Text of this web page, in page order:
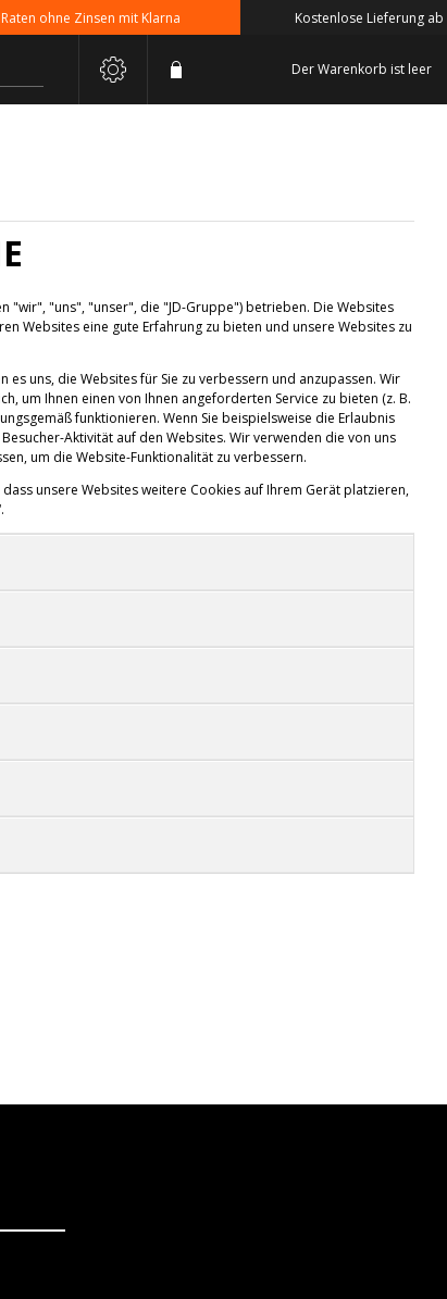
ohne Zinsen mit Klarna Kostenlose Lieferung ab
Der Warenkorb ist leer
"wir", "uns", "unser", die "JD-Gruppe") betrieben. Die Websites
Websites eine gute Erfahrung zu bieten und unsere Websites zu
uns, die Websites für Sie zu verbessern und anzupassen. Wir
um Ihnen einen von Ihnen angeforderten Service zu bieten (z. B.
funktionieren. Wenn Sie beispielsweise die Erlaubnis
Aktivität auf den Websites. Wir verwenden die von uns
um die Website-Funktionalität zu verbessern.
unsere Websites weitere Cookies auf Ihrem Gerät platzieren,